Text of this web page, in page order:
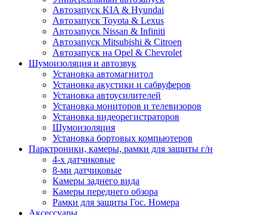
Автозапуск KIA & Hyundai
Автозапуск Toyota & Lexus
Автозапуск Nissan & Infiniti
Автозапуск Mitsubishi & Citroen
Автозапуск на Opel & Chevrolet
Шумоизоляция и автозвук
Установка автомагнитол
Установка акустики и сабвуферов
Установка автоусилителей
Установка мониторов и телевизоров
Установка видеорегистраторов
Шумоизоляция
Установка бортовых компьютеров
Парктроники, камеры, рамки для защиты г/н
4-х датчиковые
8-ми датчиковые
Камеры заднего вида
Камеры переднего обзора
Рамки для защиты Гос. Номера
Аксессуары